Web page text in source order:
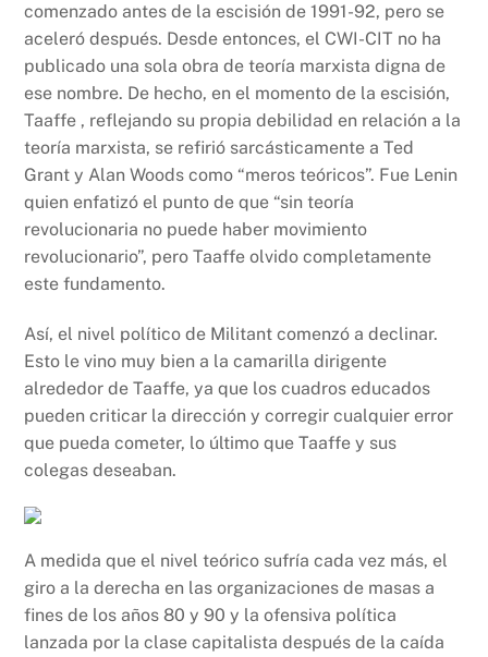
comenzado antes de la escisión de 1991-92, pero se
aceleró después. Desde entonces, el CWI-CIT no ha
publicado una sola obra de teoría marxista digna de
ese nombre. De hecho, en el momento de la escisión,
Taaffe , reflejando su propia debilidad en relación a la
teoría marxista, se refirió sarcásticamente a Ted
Grant y Alan Woods como “meros teóricos”. Fue Lenin
quien enfatizó el punto de que “sin teoría
revolucionaria no puede haber movimiento
revolucionario”, pero Taaffe olvido completamente
este fundamento.
Así, el nivel político de Militant comenzó a declinar.
Esto le vino muy bien a la camarilla dirigente
alrededor de Taaffe, ya que los cuadros educados
pueden criticar la dirección y corregir cualquier error
que pueda cometer, lo último que Taaffe y sus
colegas deseaban.
A medida que el nivel teórico sufría cada vez más, el
giro a la derecha en las organizaciones de masas a
fines de los años 80 y 90 y la ofensiva política
lanzada por la clase capitalista después de la caída